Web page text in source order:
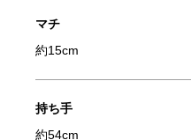
マチ
約15cm
持ち手
約54cm